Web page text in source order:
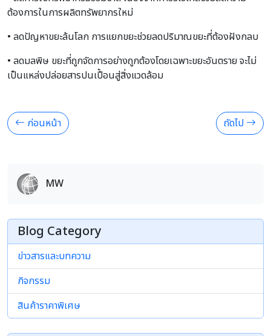
ต้องการในการผลิตทรัพยากรใหม่
• ลดปัญหาขยะล้นโลก การแยกขยะช่วยลดปริมาณขยะที่ต้องฝังกลบ
• ลดมลพิษ ขยะที่ถูกจัดการอย่างถูกต้องโดยเฉพาะขยะอันตราย จะไม่
เป็นแหล่งปล่อยสารปนเปื้อนสู่สิ่งแวดล้อม
ก่อนหน้า ถัดไป
MW
Blog Category
ข่าวสารและบทความ
กิจกรรม
สินค้าราคาพิเศษ